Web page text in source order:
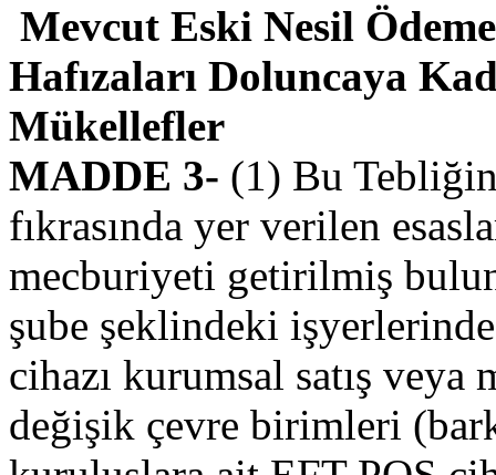
Mevcut Eski Nesil
Hafızaları Doluncaya
Mükellefler
MADDE 3- (1) Bu
fıkrasında yer verilen
mecburiyeti getirilmiş
şube şeklindeki
cihazı kurumsal satış veya
değişik çevre birimleri